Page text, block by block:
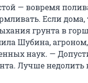
— вовремя
Если дома,
грунта в
Шубина,
наук. —
Лучше недолить